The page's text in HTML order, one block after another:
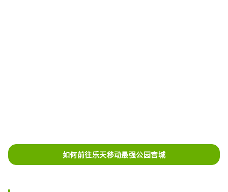
如何前往乐天移动最强公园宫城